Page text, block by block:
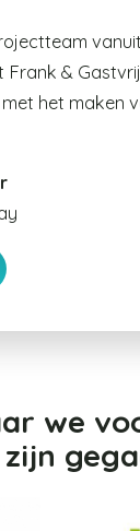
Frank &
het maken
we